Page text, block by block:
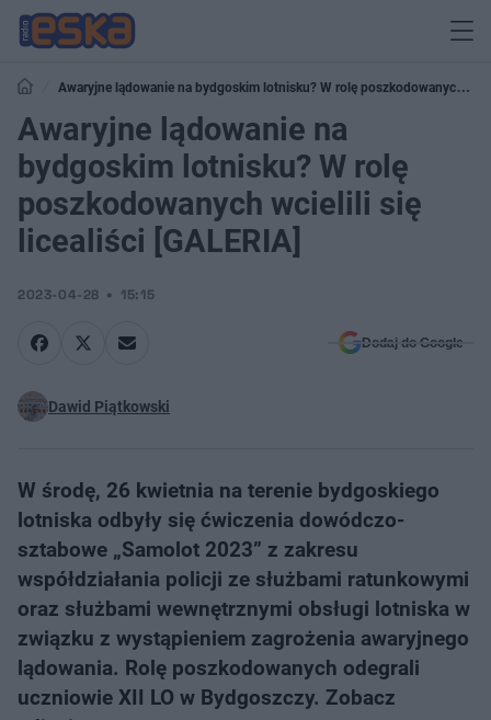
Awaryjne lądowanie na bydgoskim lotnisku? W rolę poszkodowanych
wcielili się licealiści [GALERIA]
Awaryjne lądowanie na
bydgoskim lotnisku? W rolę
poszkodowanych wcielili się
licealiści [GALERIA]
2023-04-28 15:15
Dodaj do Google
Dawid Piątkowski
W środę, 26 kwietnia na terenie bydgoskiego
lotniska odbyły się ćwiczenia dowódczo-
sztabowe „Samolot 2023” z zakresu
współdziałania policji ze służbami ratunkowymi
oraz służbami wewnętrznymi obsługi lotniska w
związku z wystąpieniem zagrożenia awaryjnego
lądowania. Rolę poszkodowanych odegrali
uczniowie XII LO w Bydgoszczy. Zobacz